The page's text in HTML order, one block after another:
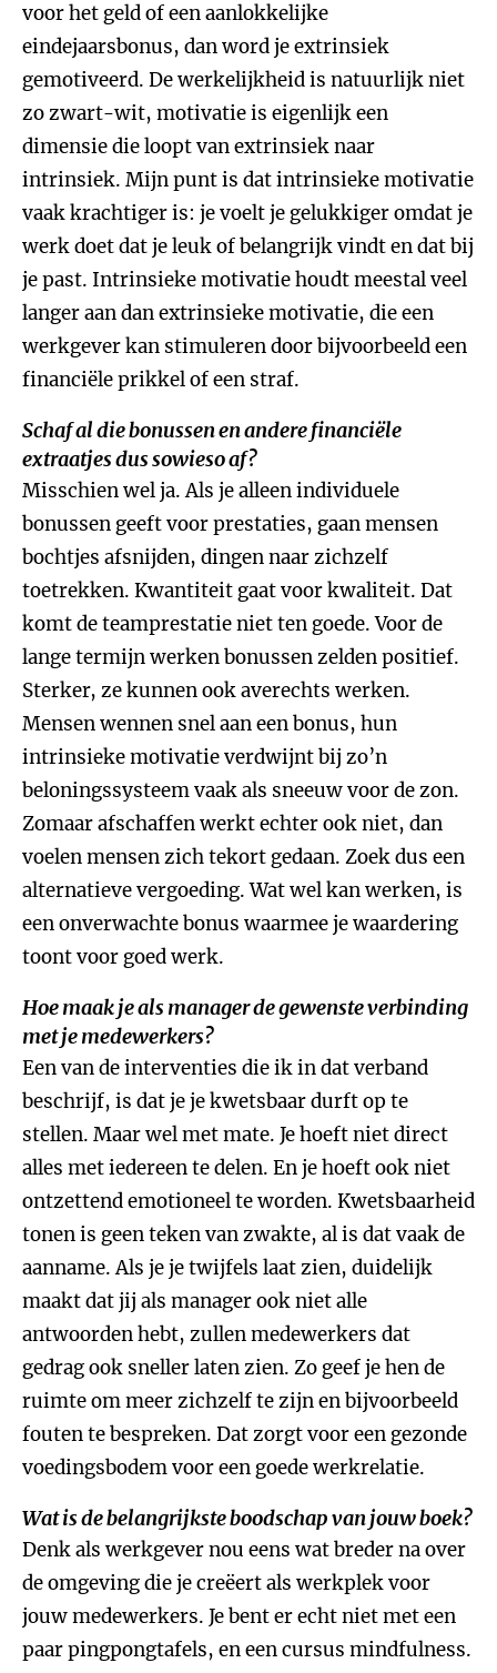
voor het geld of een aanlokkelijke
eindejaarsbonus, dan word je extrinsiek
gemotiveerd. De werkelijkheid is natuurlijk niet
zo zwart-wit, motivatie is eigenlijk een
dimensie die loopt van extrinsiek naar
intrinsiek. Mijn punt is dat intrinsieke motivatie
vaak krachtiger is: je voelt je gelukkiger omdat je
werk doet dat je leuk of belangrijk vindt en dat bij
je past. Intrinsieke motivatie houdt meestal veel
langer aan dan extrinsieke motivatie, die een
werkgever kan stimuleren door bijvoorbeeld een
financiële prikkel of een straf.
Schaf al die bonussen en andere financiële
extraatjes dus sowieso af?
Misschien wel ja. Als je alleen individuele
bonussen geeft voor prestaties, gaan mensen
bochtjes afsnijden, dingen naar zichzelf
toetrekken. Kwantiteit gaat voor kwaliteit. Dat
komt de teamprestatie niet ten goede. Voor de
lange termijn werken bonussen zelden positief.
Sterker, ze kunnen ook averechts werken.
Mensen wennen snel aan een bonus, hun
intrinsieke motivatie verdwijnt bij zo’n
beloningssysteem vaak als sneeuw voor de zon.
Zomaar afschaffen werkt echter ook niet, dan
voelen mensen zich tekort gedaan. Zoek dus een
alternatieve vergoeding. Wat wel kan werken, is
een onverwachte bonus waarmee je waardering
toont voor goed werk.
Hoe maak je als manager de gewenste verbinding
met je medewerkers?
Een van de interventies die ik in dat verband
beschrijf, is dat je je kwetsbaar durft op te
stellen. Maar wel met mate. Je hoeft niet direct
alles met iedereen te delen. En je hoeft ook niet
ontzettend emotioneel te worden. Kwetsbaarheid
tonen is geen teken van zwakte, al is dat vaak de
aanname. Als je je twijfels laat zien, duidelijk
maakt dat jij als manager ook niet alle
antwoorden hebt, zullen medewerkers dat
gedrag ook sneller laten zien. Zo geef je hen de
ruimte om meer zichzelf te zijn en bijvoorbeeld
fouten te bespreken. Dat zorgt voor een gezonde
voedingsbodem voor een goede werkrelatie.
Wat is de belangrijkste boodschap van jouw boek?
Denk als werkgever nou eens wat breder na over
de omgeving die je creëert als werkplek voor
jouw medewerkers. Je bent er echt niet met een
paar pingpongtafels, en een cursus mindfulness.